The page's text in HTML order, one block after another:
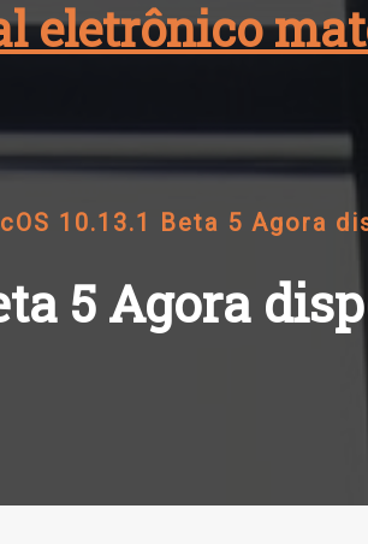
eletrônico
10.13.1 Beta 5 Agora
5 Agora